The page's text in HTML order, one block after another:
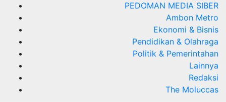
PEDOMAN MEDIA SIBER
Ambon Metro
Ekonomi & Bisnis
Pendidikan & Olahraga
Politik & Pemerintahan
Lainnya
Redaksi
The Moluccas